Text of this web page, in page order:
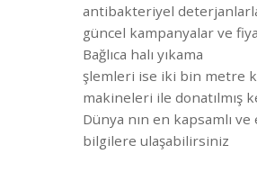
antibakteriyel deterjanlarla
güncel kampanyalar ve
Bağlıca halı yıkama
şlemleri ise iki bin metre
makineleri ile donatılmış
Dünya nın en kapsamlı
bilgilere ulaşabilirsiniz